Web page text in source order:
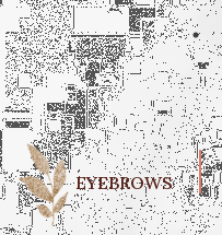
EYEBROWS